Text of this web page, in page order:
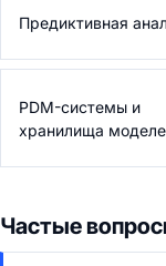
Предиктивная
PDM-системы и
хранилища
Частые